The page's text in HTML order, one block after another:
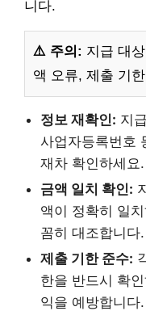
니다.
⚠️ 주의: 지급 대
액 오류, 제출 기
정보 재확인: 지
사업자등록번호
재차 확인하세요.
금액 일치 확인:
액이 정확히 일
꼼히 대조합니다.
제출 기한 준수:
한을 반드시 확
익을 예방합니다.